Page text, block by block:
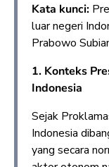
Kata kunci:
luar negeri
Prabowo
1. Konteks
Indonesia
Sejak
Indonesia
yang secara